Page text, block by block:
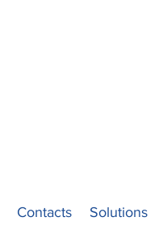
Contacts Solutions